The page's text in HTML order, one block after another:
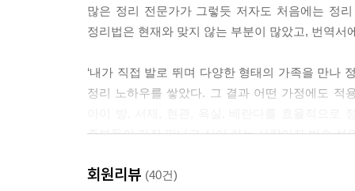
내가 일을 하러 가서 가장 처음 하는 질문은 방의
정리와 목적은 우리 집에는 맞지 않는다.
---「유행은 집어치우고, 우리집만의 개성으로」
도 긴 벽 쪽으로 놓으면 공간이 더 좁아진다.
많은 정리 전문가가 그렇듯 저자도 처음에는 정
정리법은 현재와 맞지 않는 부분이 많았고, 번역
‘내가 직접 발로 뛰며 다양한 형태의 가족을 만나
정리 노하우를 쌓았다. 그 결과 어떤 가정에도 적
주부들이 가장 만나고 싶어 하는 사람이자 방송
정리는 지금의 ‘나’를 돌보는 일입니다
회원리뷰 (40건)